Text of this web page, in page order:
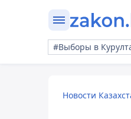
#Выборы в
Новости